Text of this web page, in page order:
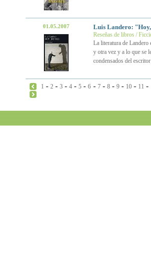
01.05.2007 Luis Landero:
Reseñas de libros /
La literatura de Landero
y otra vez y a lo que se
condensados del
1 -2 -3 -4 -5 -6 - 7- 8- 9- 10- 11 -